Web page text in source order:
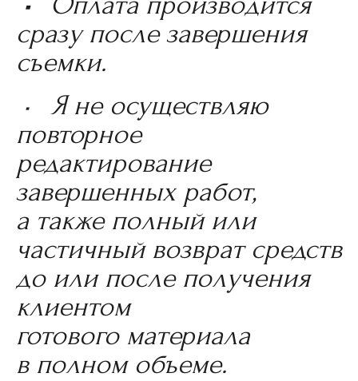
сразу после завершения
съемки.
• Я не осуществляю
повторное
редактирование
завершенных работ,
а также полный или
частичный возврат средств
до или после получения
клиентом
готового материала
в полном объеме.